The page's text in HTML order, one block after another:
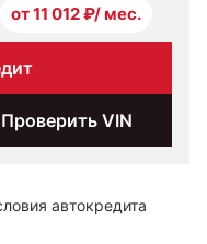
автокредита
от 11 012 ₽/ мес.
Проверить VIN